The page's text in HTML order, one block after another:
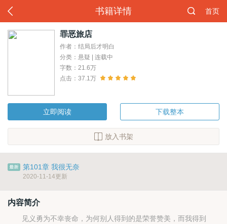
书籍详情 首页
罪恶旅店
作者：结局后才明白
分类：悬疑 | 连载中
字数：21.6万
点击：37.1万
立即阅读 下载整本
放入书架
第101章 我很无奈
2020-11-14更新
内容简介
见义勇为不幸丧命，为何别人得到的是荣誉赞美，而我得到